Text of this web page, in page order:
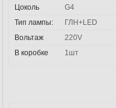
Цоколь
G4
Тип лампы:
ГЛН+LED
Вольтаж
220V
В коробке
1шт